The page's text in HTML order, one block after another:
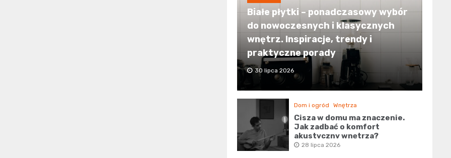
Białe płytki – ponadczasowy wybór
do nowoczesnych i klasycznych
wnętrz. Inspiracje, trendy i
praktyczne porady
30 lipca 2026
Dom i ogród Wnętrza
Cisza w domu ma znaczenie.
Jak zadbać o komfort
akustyczny wnętrza?
28 lipca 2026